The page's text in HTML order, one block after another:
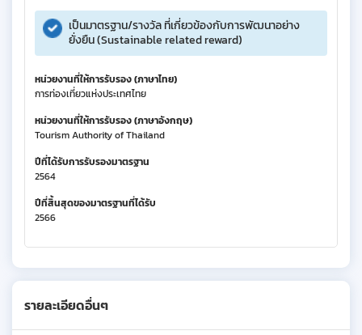
เป็นมาตรฐาน/รางวัล ที่เกี่ยวข้องกับการพัฒนาอย่าง
ยั่งยืน (Sustainable related reward)
หน่วยงานที่ให้การรับรอง (ภาษาไทย)
การท่องเที่ยวแห่งประเทศไทย
หน่วยงานที่ให้การรับรอง (ภาษาอังกฤษ)
Tourism Authority of Thailand
ปีที่ได้รับการรับรองมาตรฐาน
2564
ปีที่สิ้นสุดของมาตรฐานที่ได้รับ
2566
รายละเอียดอื่นๆ